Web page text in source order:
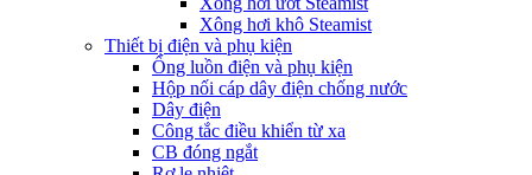
Xông hơi khô Steamist
Thiết bị điện và phụ kiện
Ống luồn điện và phụ kiện
Hộp nối cáp dây điện chống nước
Dây điện
Công tắc điều khiển từ xa
CB đóng ngắt